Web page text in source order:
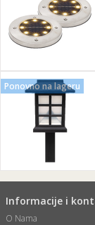
Ponovno na lageru
Informacije i
O Nama